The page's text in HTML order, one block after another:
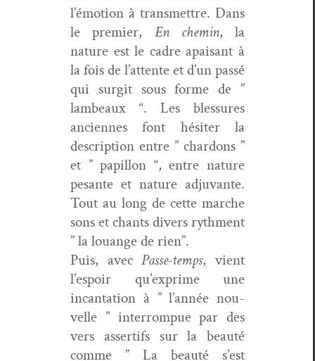
l’é­mo­tion à trans­met­tre. Dans
le pre­mier, En chemin, la
nature est le cadre apaisant à
la fois de l’at­tente et d’un passé
qui sur­git sous forme de ”
lam­beaux “. Les blessures
anci­ennes font hésiter la
descrip­tion entre ” chardons ”
et ” papil­lon “, entre nature
pesante et nature adju­vante.
Tout au long de cette marche
sons et chants divers ryth­ment
” la louange de rien”.
Puis, avecPasse-temps, vient
l’e­spoir qu’­ex­prime une
incan­ta­tion à ” l’an­née nou­
velle ” inter­rompue par des
vers asser­tifs sur la beauté
comme ” La beauté s’est